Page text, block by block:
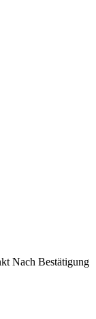
Nach Bestätigung